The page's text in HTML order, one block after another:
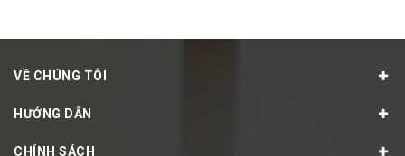
VỀ CHÚNG TÔI
HƯỚNG DẪN
CHÍNH SÁCH